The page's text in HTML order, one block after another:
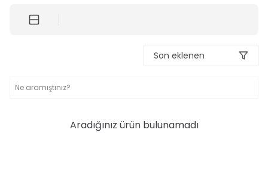
Son eklenen
Aradığınız ürün bulunamadı